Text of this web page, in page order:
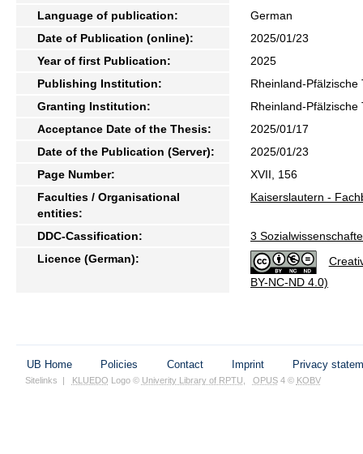
Language of publication:
German
Date of Publication (online):
2025/01/23
Year of first Publication:
2025
Publishing Institution:
Rheinland-
Granting Institution:
Rheinland-
Acceptance Date of the Thesis:
2025/01/17
Date of the Publication (Server):
2025/01/23
Page Number:
XVII, 156
Faculties / Organisational
entities:
Kaiserslautern -
DDC-Cassification:
3
Licence (German):
BY-NC-ND 4.0)
UB Home Policies Contact Imprint Privacy
Sitelinks | KLUEDO Logo © Univerity Library of RPTU OPUS4 © KOBV